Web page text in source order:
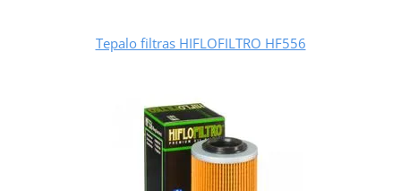
Tepalo filtras HIFLOFILTRO HF556